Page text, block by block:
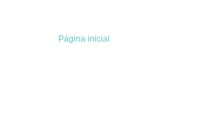
Página inicial